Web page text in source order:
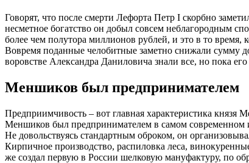
Говорят, что после смерти Лефорта Петр I скорбно
несметное богатство он добыл совсем неблагородным
более чем полутора миллионов рублей, и это в то время,
Вовремя поданные челобитные заметно снижали сумму
воровстве Александра Даниловича знали все, но пока
Меншиков был предпринимателем
Предприимчивость – вот главная характеристика князя
Меншиков был предпринимателем в самом современном
Не довольствуясь стандартным оброком, он
Кирпичное производство, распиловка леса,
же создал первую в России шелковую мануфактуру, по